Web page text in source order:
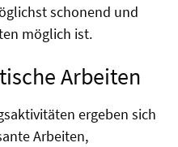
schonend und
möglich ist.
Arbeiten
ergeben sich
Arbeiten,